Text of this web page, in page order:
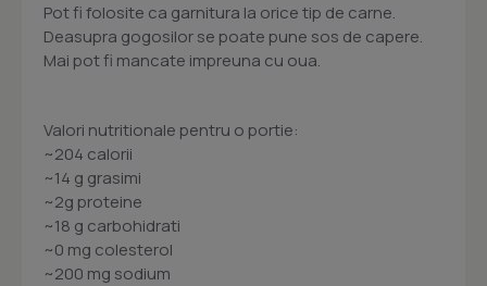
Pot fi folosite ca garnitura la orice tip de carne.
Deasupra gogosilor se poate pune sos de capere.
Mai pot fi mancate impreuna cu oua.
Valori nutritionale pentru o portie:
~204 calorii
~14 g grasimi
~2g proteine
~18 g carbohidrati
~0 mg colesterol
~200 mg sodium